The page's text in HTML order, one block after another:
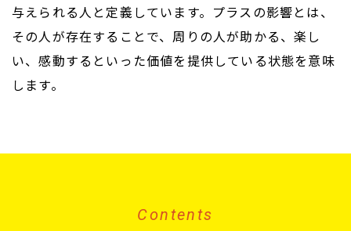
与えられる人と定義しています。プラスの影響とは、
その人が存在することで、周りの人が助かる、楽し
い、感動するといった価値を提供している状態を意味
します。
Contents